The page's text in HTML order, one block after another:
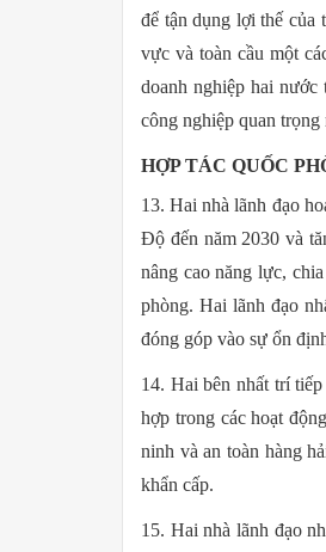
để tận dụng lợi thế của
vực và toàn cầu một
doanh nghiệp hai
công nghiệp quan
HỢP TÁC QUỐC
13. Hai nhà lãnh đạo
Độ đến năm 2030 và
nâng cao năng lực,
phòng. Hai lãnh đạo
đóng góp vào sự ổn
14. Hai bên nhất trí
hợp trong các hoạt
ninh và an toàn hàng
khẩn cấp.
15. Hai nhà lãnh đạo